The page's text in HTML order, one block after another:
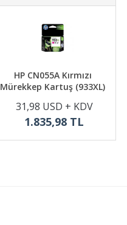
HP CN055A Kırmızı
Mürekkep Kartuş (933XL)
31,98 USD + KDV
1.835,98 TL